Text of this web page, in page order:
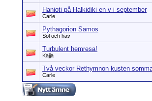
Hanioti på Halkidiki en v i september
Carle
Pythagorion Samos
Sol och hav
Turbulent hemresa!
Kajja
Två veckor Rethymnon kusten
Carle